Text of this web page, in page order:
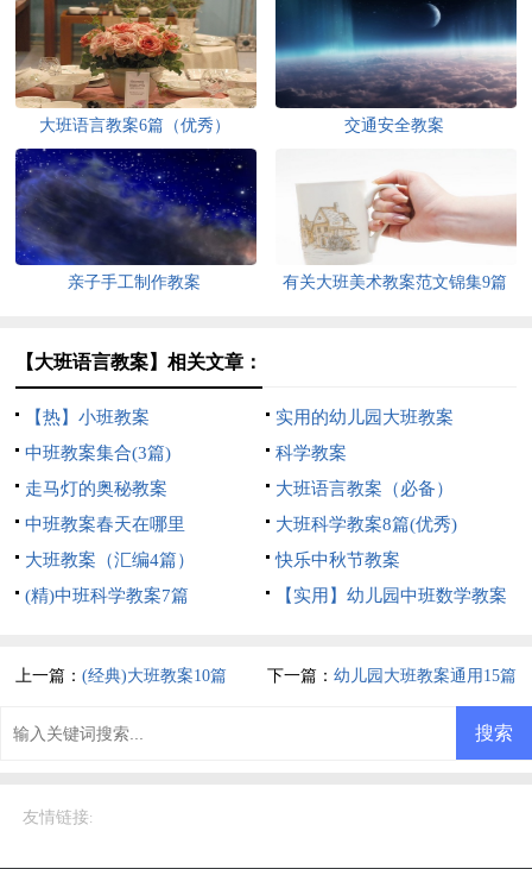
大班语言教案6篇（优秀） 交通安全教案
亲子手工制作教案 有关大班美术教案范文锦集9篇
【大班语言教案】相关文章：
【热】小班教案
实用的幼儿园大班教案
中班教案集合(3篇)
科学教案
走马灯的奥秘教案
大班语言教案（必备）
中班教案春天在哪里
大班科学教案8篇(优秀)
大班教案（汇编4篇）
快乐中秋节教案
(精)中班科学教案7篇
【实用】幼儿园中班数学教案
上一篇：(经典)大班教案10篇 下一篇： 幼儿园大班教案通用15篇
友情链接: